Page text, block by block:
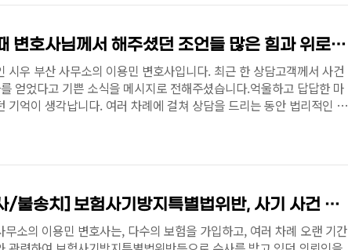
행 능력을 넘어, 변호사로서 사회적 책임까지 성실히 실천해 왔음을
[상담후기] 그때 변호사님께서 해주셨던 조언들 많은 힘과 위로가 되었습니다. [법무법인 시우 부산 이용민 변호사]
시우 부산 사무소의 이용민 변호사입니다. 최근 한 상담고객께서 사건
얻었다고 기쁜 소식을 메시지로 전해주셨습니다.억울하고 답답한 마
기억이 생각납니다. 여러 차례에 걸쳐 상담을 드리는 동안 법리적인 조
다."그때 변호사님께서 해주셨던 조언들이 많은 힘과 위로가 되었습
리를 지키겠습니다. 저희 법무법인 시우는 여러분의 입장에 서서..
[성공사례/형사/불송치] 보험사기방지특별법위반, 사기 사건 에서 불송치결정 [법무법인 시우 부산 이용민 변호사]
무소의 이용민 변호사는, 다수의 보험을 가입하고, 여러 차례 오랜 기간